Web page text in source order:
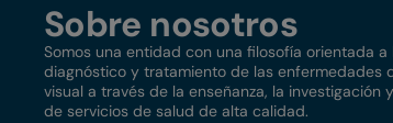
Sobre nosotros
Somos una entidad con una filosofía orientada a
diagnóstico y tratamiento de las enfermedades
visual a través de la enseñanza, la investigación
de servicios de salud de alta calidad.